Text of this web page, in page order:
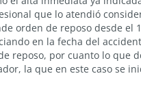
que lo atendió
orden de reposo desde el
en la fecha del
reposo, por cuanto lo que
la que en este caso se